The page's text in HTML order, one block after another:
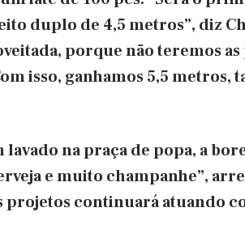
duplo de 4,5 metros”, diz
porque não teremos as
isso, ganhamos 5,5 metros,
na praça de popa, a
e muito champanhe”,
projetos continuará atuando